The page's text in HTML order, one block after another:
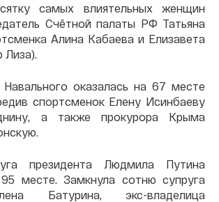
самых влиятельных женщин
Счётной палаты РФ Татьяна
Алина Кабаева и Елизавета
Лиза).
оказалась на 67 месте
спортсменок Елену Исинбаеву
а также прокурора Крыма
президента Людмила Путина
месте. Замкнула сотню супруга
Батурина, экс-владелица